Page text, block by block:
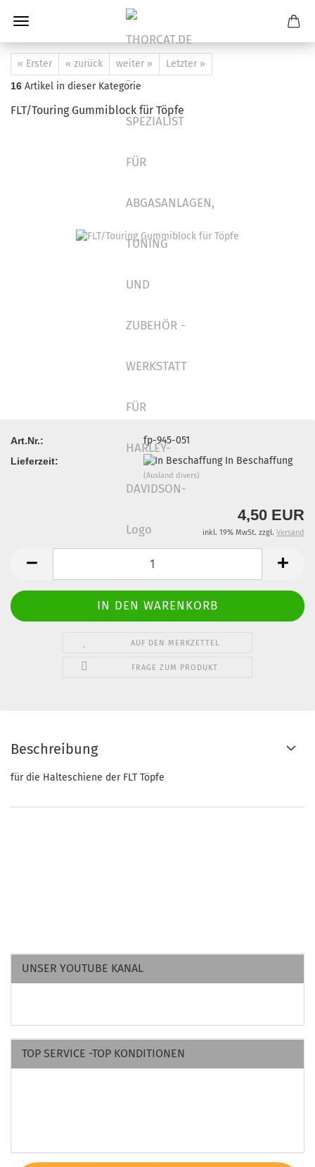
« Erster « zurück weiter » Letzter »
16 Artikel in dieser Kategorie
FLT/Touring Gummiblock für Töpfe
Art.Nr.: fp-945-051
Lieferzeit: In Beschaffung
(Ausland divers)
4,50 EUR
inkl. 19% MwSt. zzgl. Versand
AUF DEN MERKZETTEL
FRAGE ZUM PRODUKT
Beschreibung
für die Halteschiene der FLT Töpfe
UNSER YOUTUBE KANAL
TOP SERVICE -TOP KONDITIONEN